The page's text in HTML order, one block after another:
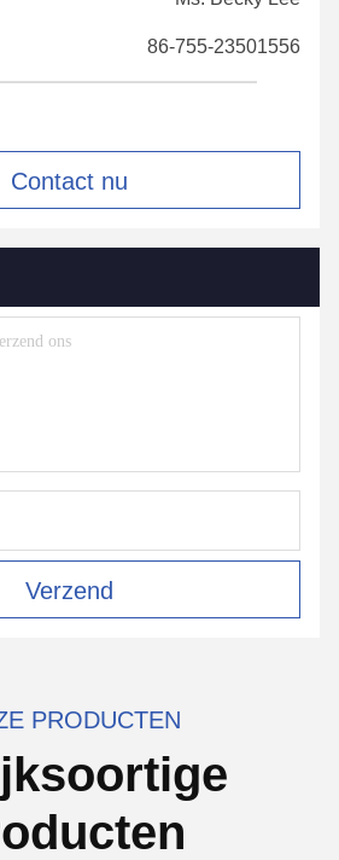
86-755-23501556
Contact nu
Verzend
PRODUCTEN